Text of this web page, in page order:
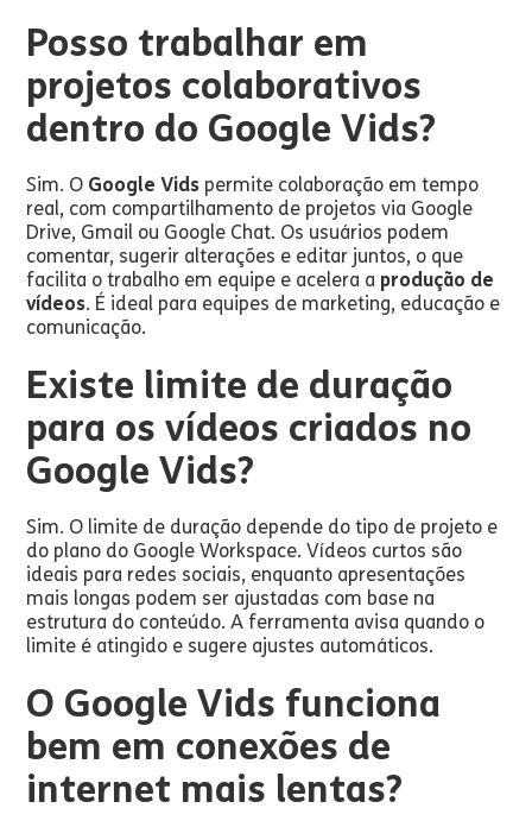
Posso trabalhar em
projetos colaborativos
dentro do Google Vids?
Sim. O Google Vids permite colaboração em tempo
real, com compartilhamento de projetos via Google
Drive, Gmail ou Google Chat. Os usuários podem
comentar, sugerir alterações e editar juntos, o que
facilita o trabalho em equipe e acelera a produção de
vídeos. É ideal para equipes de marketing, educação e
comunicação.
Existe limite de duração
para os vídeos criados no
Google Vids?
Sim. O limite de duração depende do tipo de projeto e
do plano do Google Workspace. Vídeos curtos são
ideais para redes sociais, enquanto apresentações
mais longas podem ser ajustadas com base na
estrutura do conteúdo. A ferramenta avisa quando o
limite é atingido e sugere ajustes automáticos.
O Google Vids funciona
bem em conexões de
internet mais lentas?